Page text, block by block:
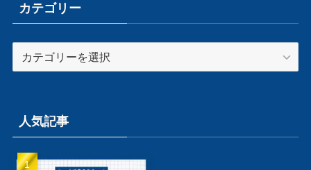
カテゴリー
テ
人気記事